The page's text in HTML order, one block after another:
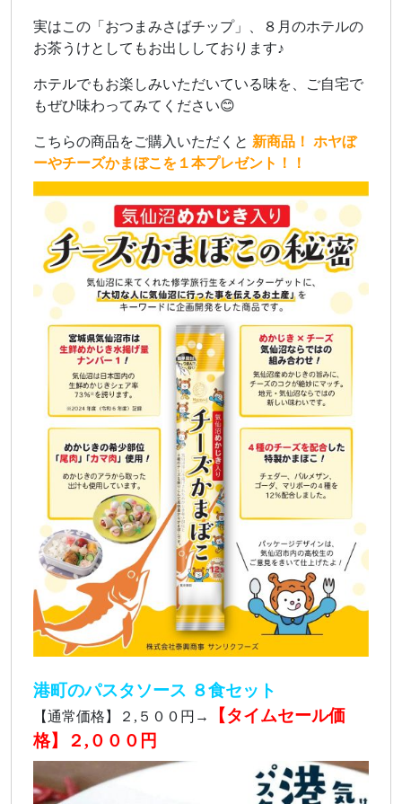
実はこの「おつまみさばチップ」、８月のホテルの
お茶うけとしてもお出ししております♪
ホテルでもお楽しみいただいている味を、ご自宅で
もぜひ味わってみてください😊
こちらの商品をご購入いただくと 新商品！ ホヤぼ
ーやチーズかまぼこを１本プレゼント！！
港町のパスタソース ８食セット
【通常価格】２,５００円→
【タイムセール価
格】２,０００円